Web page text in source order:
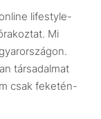
lifestyle-
Mi
társadalmat
csak feketén-